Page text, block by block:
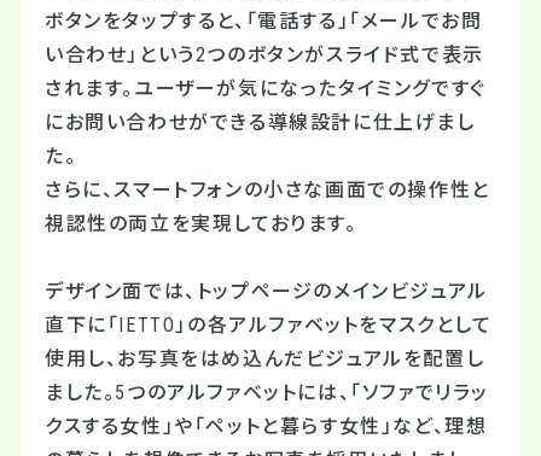
ボタンをタップすると、「電話する」「メールでお問
い合わせ」という2つのボタンがスライド式で表示
されます。ユーザーが気になったタイミングですぐ
にお問い合わせができる導線設計に仕上げまし
た。
さらに、スマートフォンの小さな画面での操作性と
視認性の両立を実現しております。
デザイン面では、トップページのメインビジュアル
直下に「IETTO」の各アルファベットをマスクとして
使用し、お写真をはめ込んだビジュアルを配置し
ました。5つのアルファベットには、「ソファでリラッ
クスする女性」や「ペットと暮らす女性」など、理想